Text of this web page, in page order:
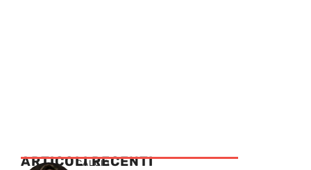
ARTICOLI RECENTI
CALCIO